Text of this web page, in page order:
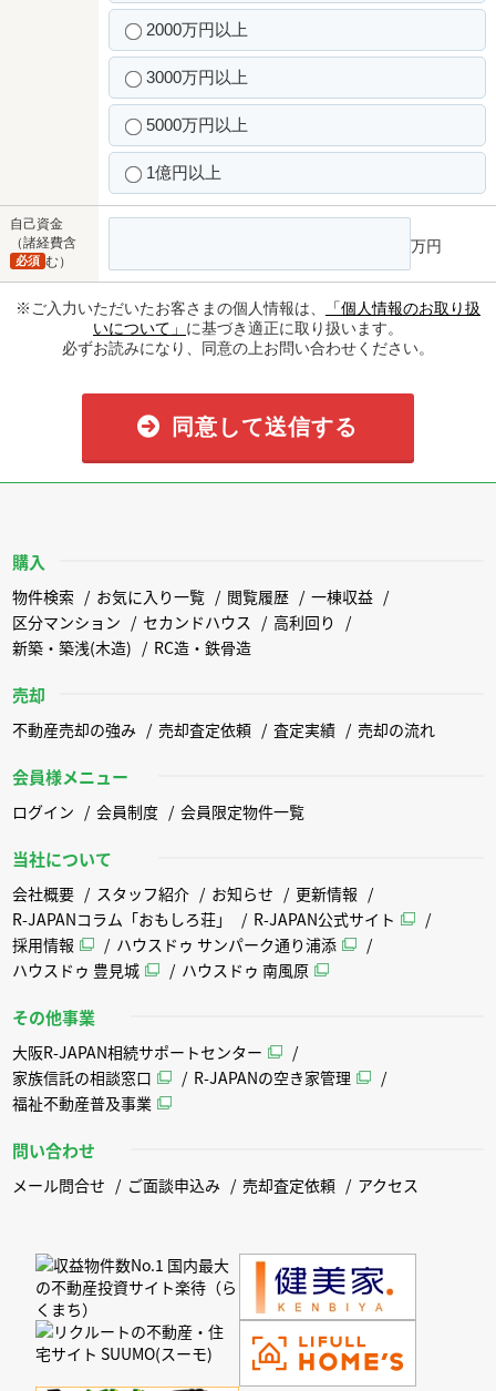
2000万円以上
3000万円以上
5000万円以上
1億円以上
自己資金
（諸経費含
む）
必須
万円
※ご入力いただいたお客さまの個人情報は、
「個人情報のお取り扱
いについて」 に基づき適正に取り扱います。
必ずお読みになり、同意の上お問い合わせください。
同意して送信する
購入
物件検索 お気に入り一覧 閲覧履歴
一棟収益
区分マンション
セカンドハウス
高利回り
新築・築浅(木造)
RC造・鉄骨造
売却
不動産売却の強み 売却査定依頼 査定実績 売却の流れ
会員様メニュー
ログイン 会員制度 会員限定物件一覧
当社について
会社概要 スタッフ紹介 お知らせ
更新情報
R-JAPANコラム「おもしろ荘」
R-JAPAN公式サイト
採用情報
ハウスドゥ サンパーク通り浦添
ハウスドゥ 豊見城
ハウスドゥ 南風原
その他事業
大阪R-JAPAN相続サポートセンター
家族信託の相談窓口
R-JAPANの空き家管理
福祉不動産普及事業
問い合わせ
メール問合せ ご面談申込み 売却査定依頼 アクセス